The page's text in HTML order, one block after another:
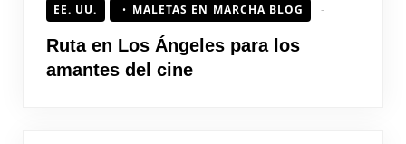
EE. UU. MALETAS EN MARCHA BLOG
Ruta en Los Ángeles para los
amantes del cine